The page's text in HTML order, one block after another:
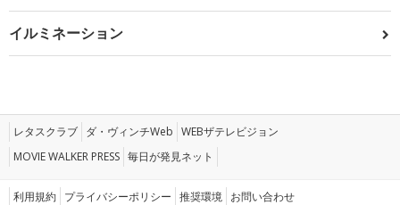
イルミネーション
レタスクラブ ダ・ヴィンチWeb WEBザテレビジョン
MOVIE WALKER PRESS 毎日が発見ネット
利用規約 プライバシーポリシー 推奨環境 お問い合わせ